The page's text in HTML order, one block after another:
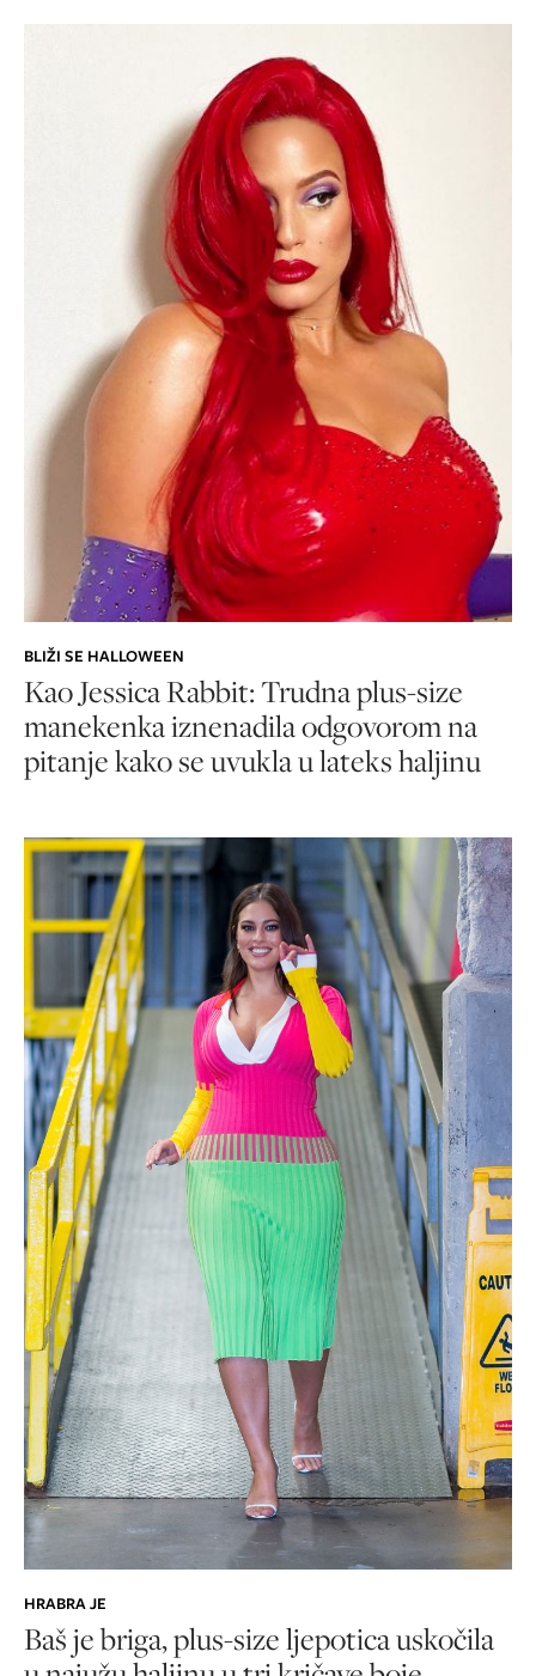
BLIŽI SE HALLOWEEN
Kao Jessica Rabbit: Trudna plus-size
manekenka iznenadila odgovorom na
pitanje kako se uvukla u lateks haljinu
HRABRA JE
Baš je briga, plus-size ljepotica uskočila